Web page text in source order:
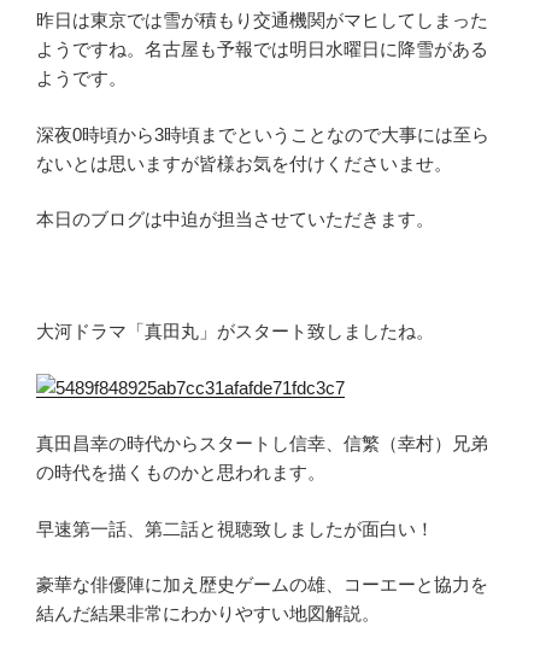
昨日は東京では雪が積もり交通機関がマヒしてしまった
ようですね。名古屋も予報では明日水曜日に降雪がある
ようです。
深夜0時頃から3時頃までということなので大事には至ら
ないとは思いますが皆様お気を付けくださいませ。
本日のブログは中迫が担当させていただきます。
大河ドラマ「真田丸」がスタート致しましたね。
真田昌幸の時代からスタートし信幸、信繁（幸村）兄弟
の時代を描くものかと思われます。
早速第一話、第二話と視聴致しましたが面白い！
豪華な俳優陣に加え歴史ゲームの雄、コーエーと協力を
結んだ結果非常にわかりやすい地図解説。